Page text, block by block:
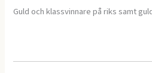
Guld och klassvinnare på riks samt